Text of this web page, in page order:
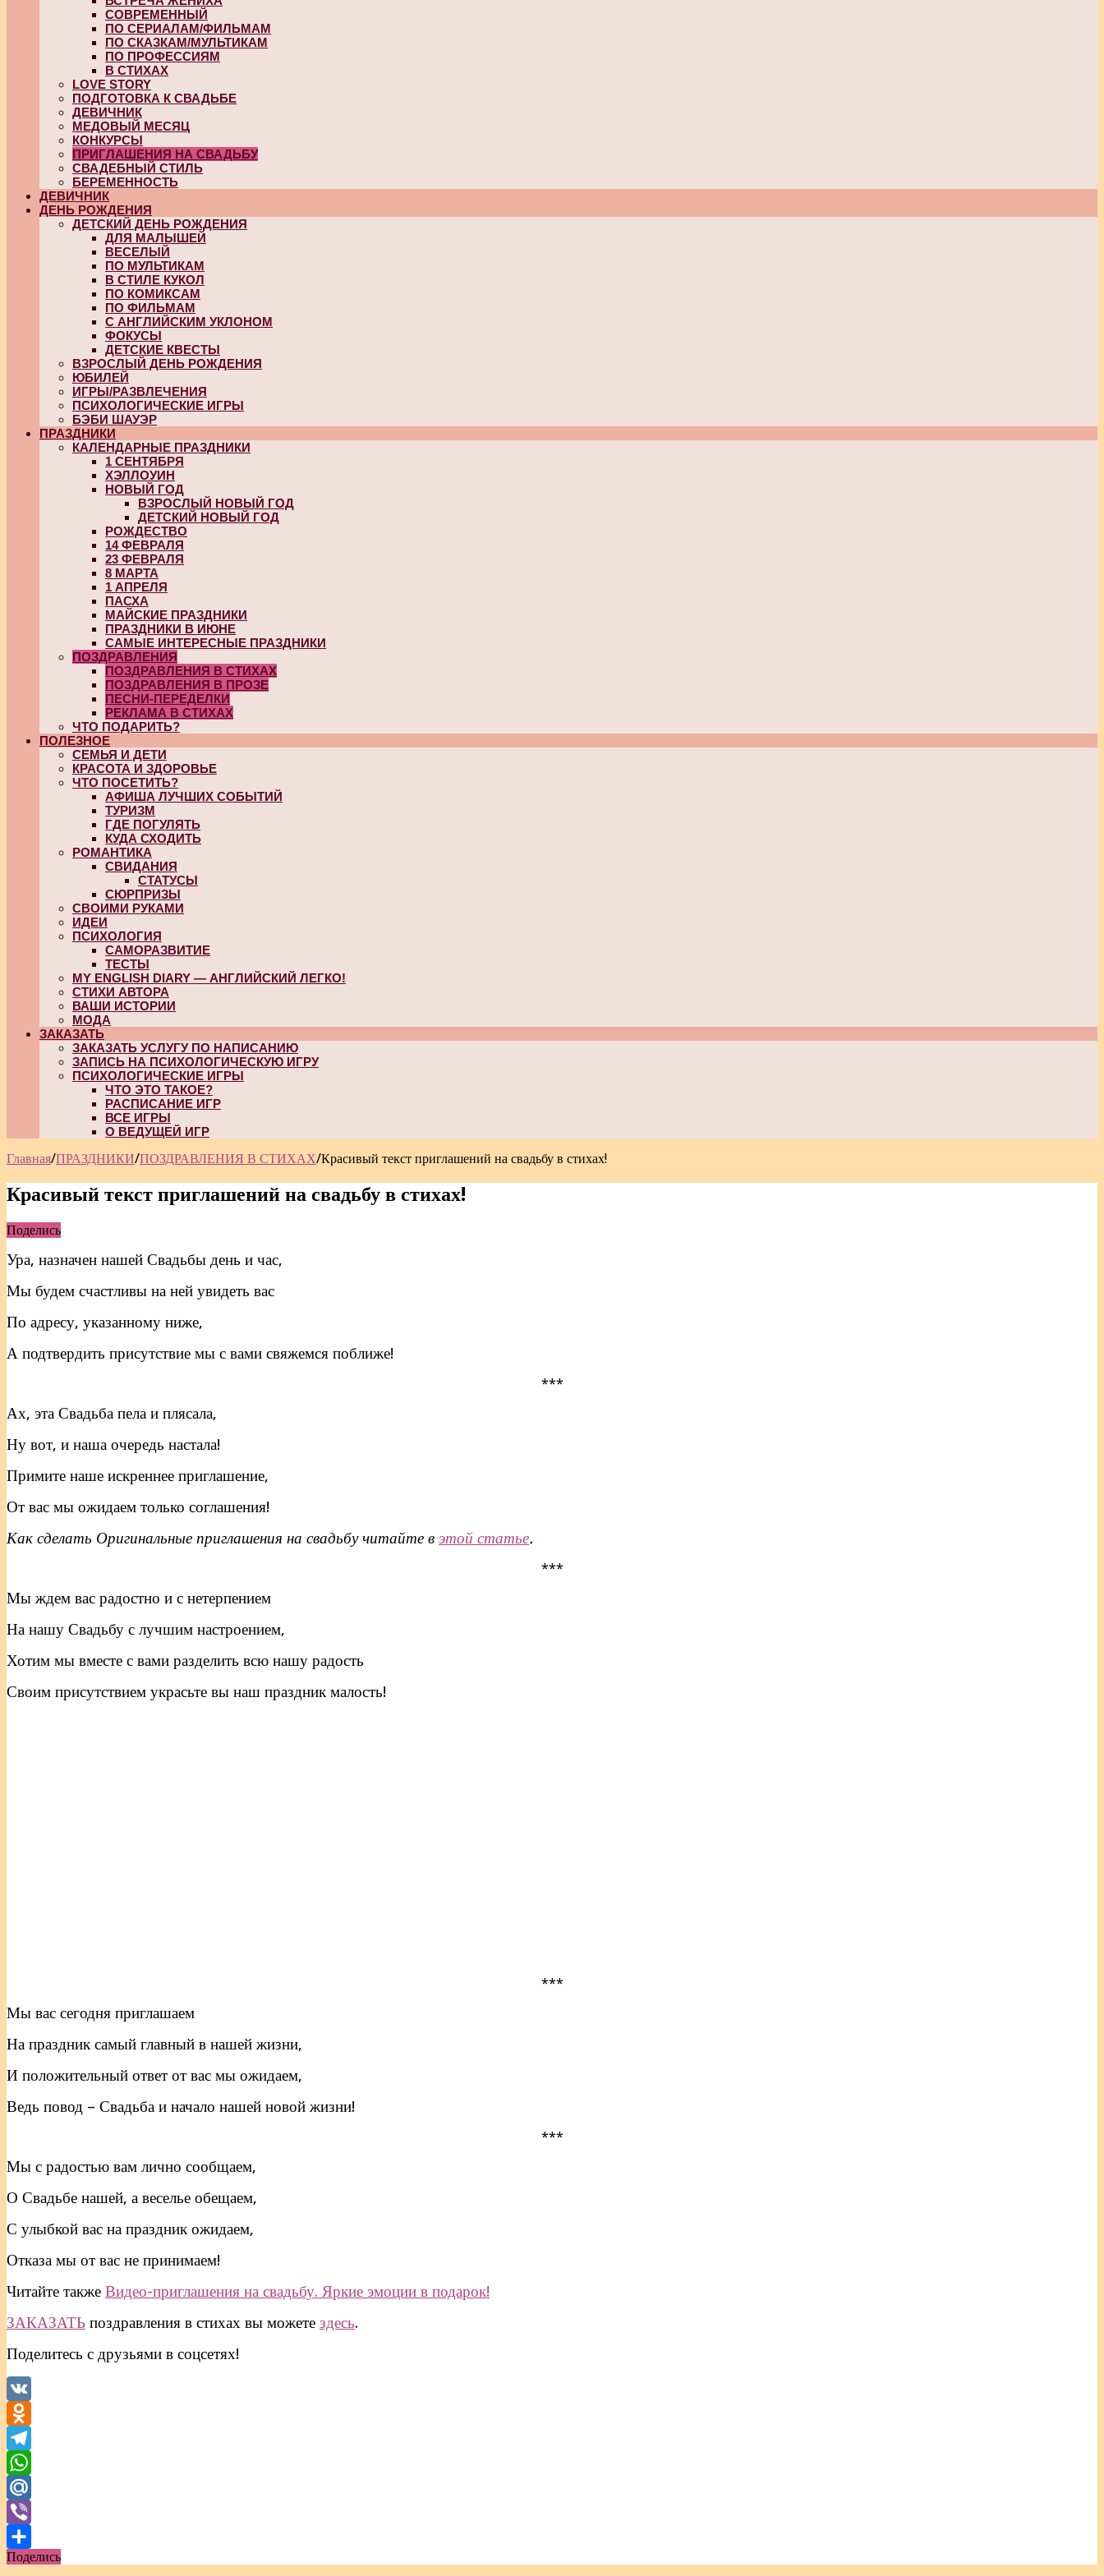
СОВРЕМЕННЫЙ
ПО СЕРИАЛАМ/ФИЛЬМАМ
ПО СКАЗКАМ/МУЛЬТИКАМ
ПО ПРОФЕССИЯМ
В СТИХАХ
LOVE STORY
ПОДГОТОВКА К СВАДЬБЕ
ДЕВИЧНИК
МЕДОВЫЙ МЕСЯЦ
КОНКУРСЫ
ПРИГЛАШЕНИЯ НА СВАДЬБУ
СВАДЕБНЫЙ СТИЛЬ
БЕРЕМЕННОСТЬ
ДЕВИЧНИК
ДЕНЬ РОЖДЕНИЯ
ДЕТСКИЙ ДЕНЬ РОЖДЕНИЯ
ДЛЯ МАЛЫШЕЙ
ВЕСЕЛЫЙ
ПО МУЛЬТИКАМ
В СТИЛЕ КУКОЛ
ПО КОМИКСАМ
ПО ФИЛЬМАМ
С АНГЛИЙСКИМ УКЛОНОМ
ФОКУСЫ
ДЕТСКИЕ КВЕСТЫ
ВЗРОСЛЫЙ ДЕНЬ РОЖДЕНИЯ
ЮБИЛЕЙ
ИГРЫ/РАЗВЛЕЧЕНИЯ
ПСИХОЛОГИЧЕСКИЕ ИГРЫ
БЭБИ ШАУЭР
ПРАЗДНИКИ
КАЛЕНДАРНЫЕ ПРАЗДНИКИ
1 СЕНТЯБРЯ
ХЭЛЛОУИН
НОВЫЙ ГОД
ВЗРОСЛЫЙ НОВЫЙ ГОД
ДЕТСКИЙ НОВЫЙ ГОД
РОЖДЕСТВО
14 ФЕВРАЛЯ
23 ФЕВРАЛЯ
8 МАРТА
1 АПРЕЛЯ
ПАСХА
МАЙСКИЕ ПРАЗДНИКИ
ПРАЗДНИКИ В ИЮНЕ
САМЫЕ ИНТЕРЕСНЫЕ ПРАЗДНИКИ
ПОЗДРАВЛЕНИЯ
ПОЗДРАВЛЕНИЯ В СТИХАХ
ПОЗДРАВЛЕНИЯ В ПРОЗЕ
ПЕСНИ-ПЕРЕДЕЛКИ
РЕКЛАМА В СТИХАХ
ЧТО ПОДАРИТЬ?
ПОЛЕЗНОЕ
СЕМЬЯ И ДЕТИ
КРАСОТА И ЗДОРОВЬЕ
ЧТО ПОСЕТИТЬ?
АФИША ЛУЧШИХ СОБЫТИЙ
ТУРИЗМ
ГДЕ ПОГУЛЯТЬ
КУДА СХОДИТЬ
РОМАНТИКА
СВИДАНИЯ
СТАТУСЫ
СЮРПРИЗЫ
СВОИМИ РУКАМИ
ИДЕИ
ПСИХОЛОГИЯ
САМОРАЗВИТИЕ
ТЕСТЫ
MY ENGLISH DIARY — АНГЛИЙСКИЙ ЛЕГКО!
СТИХИ АВТОРА
ВАШИ ИСТОРИИ
МОДА
ЗАКАЗАТЬ
ЗАКАЗАТЬ УСЛУГУ ПО НАПИСАНИЮ
ЗАПИСЬ НА ПСИХОЛОГИЧЕСКУЮ ИГРУ
ПСИХОЛОГИЧЕСКИЕ ИГРЫ
ЧТО ЭТО ТАКОЕ?
РАСПИСАНИЕ ИГР
ВСЕ ИГРЫ
О ВЕДУЩЕЙ ИГР
Главная/ПРАЗДНИКИ/ПОЗДРАВЛЕНИЯ В СТИХАХ/Красивый текст приглашений на свадьбу в стихах!
Красивый текст приглашений на свадьбу в стихах!
Поделись
Ура, назначен нашей Свадьбы день и час,
Мы будем счастливы на ней увидеть вас
По адресу, указанному ниже,
А подтвердить присутствие мы с вами свяжемся поближе!
***
Ах, эта Свадьба пела и плясала,
Ну вот, и наша очередь настала!
Примите наше искреннее приглашение,
От вас мы ожидаем только соглашения!
Как сделать Оригинальные приглашения на свадьбу читайте в этой статье.
***
Мы ждем вас радостно и с нетерпением
На нашу Свадьбу с лучшим настроением,
Хотим мы вместе с вами разделить всю нашу радость
Своим присутствием украсьте вы наш праздник малость!
***
Мы вас сегодня приглашаем
На праздник самый главный в нашей жизни,
И положительный ответ от вас мы ожидаем,
Ведь повод – Свадьба и начало нашей новой жизни!
***
Мы с радостью вам лично сообщаем,
О Свадьбе нашей, а веселье обещаем,
С улыбкой вас на праздник ожидаем,
Отказа мы от вас не принимаем!
Читайте также Видео-приглашения на свадьбу. Яркие эмоции в подарок!
ЗАКАЗАТЬ поздравления в стихах вы можете здесь.
Поделитесь с друзьями в соцсетях!
VK
Odnoklassniki
Telegram
WhatsApp
Mail.Ru
Viber
Отправить
Поделись